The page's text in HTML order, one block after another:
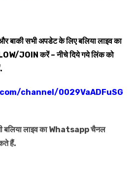
बाकी सभी अपडेट के लिए बलिया लाइव का
JOINकरें – नीचे दिये गये लिंक को
channel/0029VaADFuSG
लाइव का Whatsapp चैनल
हैं.